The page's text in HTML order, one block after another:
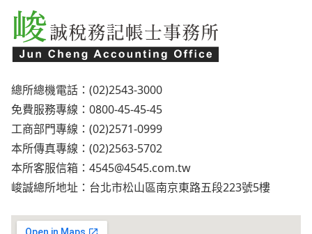
總所總機電話：(02)2543-3000
免費服務專線：0800-45-45-45
工商部門專線：(02)2571-0999
本所傳真專線：(02)2563-5702
本所客服信箱： 4545@4545.com.tw
峻誠總所地址：台北市松山區南京東路五段223號5樓